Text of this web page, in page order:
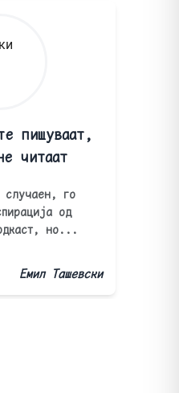
пишуваат,
читаат
го
од
но...
Емил Ташевски